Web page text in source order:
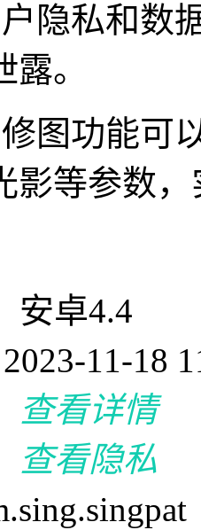
隐私和数
。
图功能可
影等参数
安卓4.4
11-18
查看详情
查看隐私